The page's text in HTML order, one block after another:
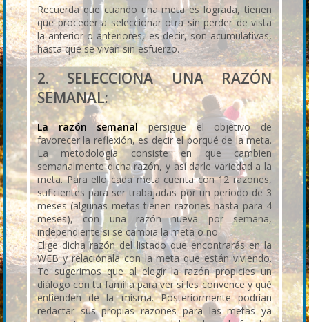
Recuerda que cuando una meta es lograda, tienen
que proceder a seleccionar otra sin perder de vista
la anterior o anteriores, es decir, son acumulativas,
hasta que se vivan sin esfuerzo.
2. SELECCIONA UNA RAZÓN
SEMANAL:
La razón semanalpersigue el objetivo de
favorecer la reflexión, es decir el porqué de la meta.
La metodología consiste en que cambien
semanalmente dicha razón, y así darle variedad a la
meta. Para ello cada meta cuenta con 12 razones,
suficientes para ser trabajadas por un periodo de 3
meses (algunas metas tienen razones hasta para 4
meses), con una razón nueva por semana,
independiente si se cambia la meta o no.
Elige dicha razón del listado que encontrarás en la
WEB y relaciónala con la meta que están viviendo.
Te sugerimos que al elegir la razón propicies un
diálogo con tu familia para ver si les convence y qué
entienden de la misma. Posteriormente podrían
redactar sus propias razones para las metas ya